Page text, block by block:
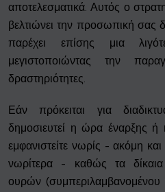
αποτελεσματικά. Αυτός ο
βελτιώνει την προσωπική σας
παρέχει επίσης μια
μεγιστοποιώντας την
δραστηριότητες.
Εάν πρόκειται για
δημοσιευτεί η ώρα έναρξης
εμφανιστείτε νωρίς - ακόμη
νωρίτερα - καθώς τα δίκαια
ουρών